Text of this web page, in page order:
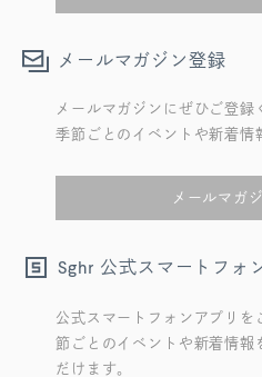
メールマガジン登録
メールマガジンにぜひご登録
季節ごとのイベントや新着情
メールマガ
Sghr 公式スマートフォ
公式スマートフォンアプリを
節ごとのイベントや新着情報
だけます。